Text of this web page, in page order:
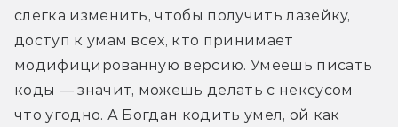
слегка изменить, чтобы получить лазейку,
доступ к умам всех, кто принимает
модифицированную версию. Умеешь писать
коды — значит, можешь делать с нексусом
что угодно. А Богдан кодить умел, ой как